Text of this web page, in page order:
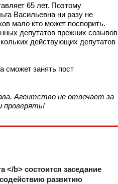
65 лет. Поэтому
Васильевна ни разу не
мало кто может поспорить.
депутатов прежних созывов
действующих депутатов
сможет занять пост
Агентство не отвечает за
проверять!
</b> состоится заседание
развитию